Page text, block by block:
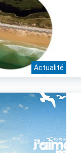
Actualité